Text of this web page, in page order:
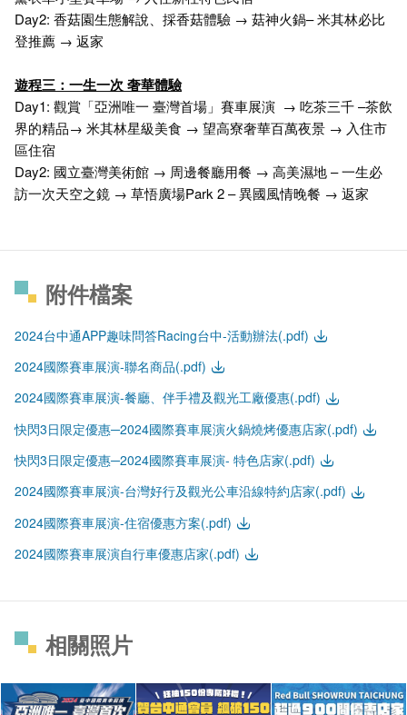
Day2: 香菇園生態解說、採香菇體驗 → 菇神火鍋– 米其林必比
登推薦 → 返家
遊程三：一生一次 奢華體驗
Day1: 觀賞「亞洲唯一 臺灣首場」賽車展演 → 吃茶三千 –茶飲
界的精品→ 米其林星級美食 → 望高寮奢華百萬夜景 → 入住市
區住宿
Day2: 國立臺灣美術館 → 周邊餐廳用餐 → 高美濕地 – 一生必
訪一次天空之鏡 → 草悟廣場Park 2 – 異國風情晚餐 → 返家
附件檔案
2024台中通APP趣味問答Racing台中-活動辦法(.pdf)
2024國際賽車展演-聯名商品(.pdf)
2024國際賽車展演-餐廳、伴手禮及觀光工廠優惠(.pdf)
快閃3日限定優惠─2024國際賽車展演火鍋燒烤優惠店家(.pdf)
快閃3日限定優惠─2024國際賽車展演- 特色店家(.pdf)
2024國際賽車展演-台灣好行及觀光公車沿線特約店家(.pdf)
2024國際賽車展演-住宿優惠方案(.pdf)
2024國際賽車展演自行車優惠店家(.pdf)
相關照片